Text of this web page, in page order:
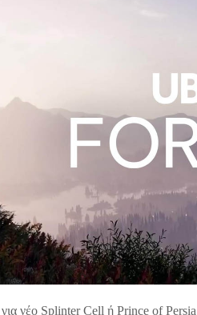
για νέο Splinter Cell ή Prince of